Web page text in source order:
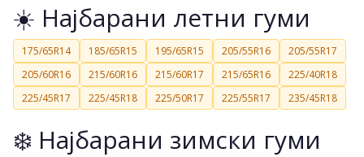
☀️ Најбарани летни гуми
175/65R14 185/65R15 195/65R15 205/55R16
205/55R17
205/60R16
215/60R16 215/60R17 215/65R16
225/40R18
225/45R17
225/45R18 225/50R17 225/55R17 235/45R18
❄️ Најбарани зимски гуми